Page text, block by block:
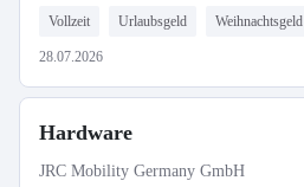
Vollzeit Urlaubsgeld Weihnachtsgeld
28.07.2026
Hardware
JRC Mobility Germany GmbH